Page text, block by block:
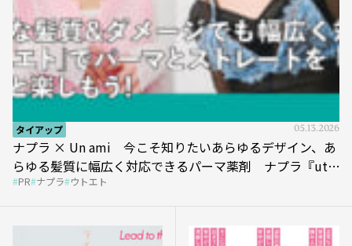
タイアップ 05.13.2026
ナプラ × Un ami 今こそ知りたいあらゆるデザイン、あ
らゆる髪質に幅広く対応できるパーマ薬剤 ナプラ『ut-
et』
PR ナプラ ウトエト